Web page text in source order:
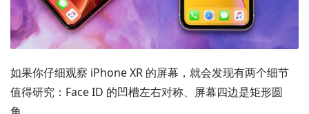
如果你仔细观察 iPhone XR 的屏幕，就会发现有两个细节
值得研究：Face ID 的凹槽左右对称、屏幕四边是矩形圆